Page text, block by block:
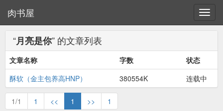
肉书屋
“月亮是你” 的文章列表
文章名称 字数
状态
酥软（金主包养高HNP）
380554K 连载中
1/1 1 << 1 >>
1